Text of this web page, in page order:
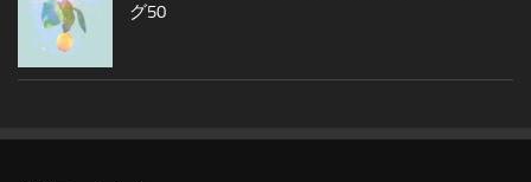
グ50